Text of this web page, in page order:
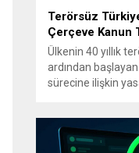
Terörsüz
Çerçeve Kanun
Ülkenin 40 yıllık
ardından
sürecine ilişkin
üzere hazırlandı
düzenlemeleri